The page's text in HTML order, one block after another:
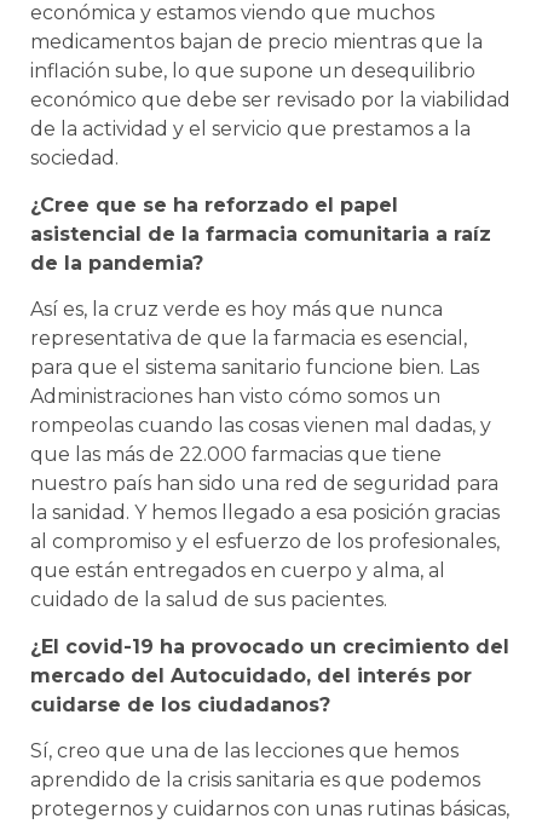
económica y estamos viendo que muchos
medicamentos bajan de precio mientras que la
inflación sube, lo que supone un desequilibrio
económico que debe ser revisado por la viabilidad
de la actividad y el servicio que prestamos a la
sociedad.
¿Cree que se ha reforzado el papel
asistencial de la farmacia comunitaria a raíz
de la pandemia?
Así es, la cruz verde es hoy más que nunca
representativa de que la farmacia es esencial,
para que el sistema sanitario funcione bien. Las
Administraciones han visto cómo somos un
rompeolas cuando las cosas vienen mal dadas, y
que las más de 22.000 farmacias que tiene
nuestro país han sido una red de seguridad para
la sanidad. Y hemos llegado a esa posición gracias
al compromiso y el esfuerzo de los profesionales,
que están entregados en cuerpo y alma, al
cuidado de la salud de sus pacientes.
¿El covid-19 ha provocado un crecimiento del
mercado del Autocuidado, del interés por
cuidarse de los ciudadanos?
Sí, creo que una de las lecciones que hemos
aprendido de la crisis sanitaria es que podemos
protegernos y cuidarnos con unas rutinas básicas,